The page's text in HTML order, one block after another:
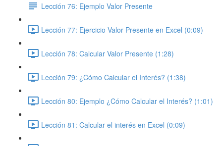
Lección 76: Ejemplo Valor Presente
Lección 77: Ejercicio Valor Presente en Excel (0:09)
Lección 78: Calcular Valor Presente (1:28)
Lección 79: ¿Cómo Calcular el Interés? (1:38)
Lección 80: Ejemplo ¿Cómo Calcular el Interés? (1:01)
Lección 81: Calcular el interés en Excel (0:09)